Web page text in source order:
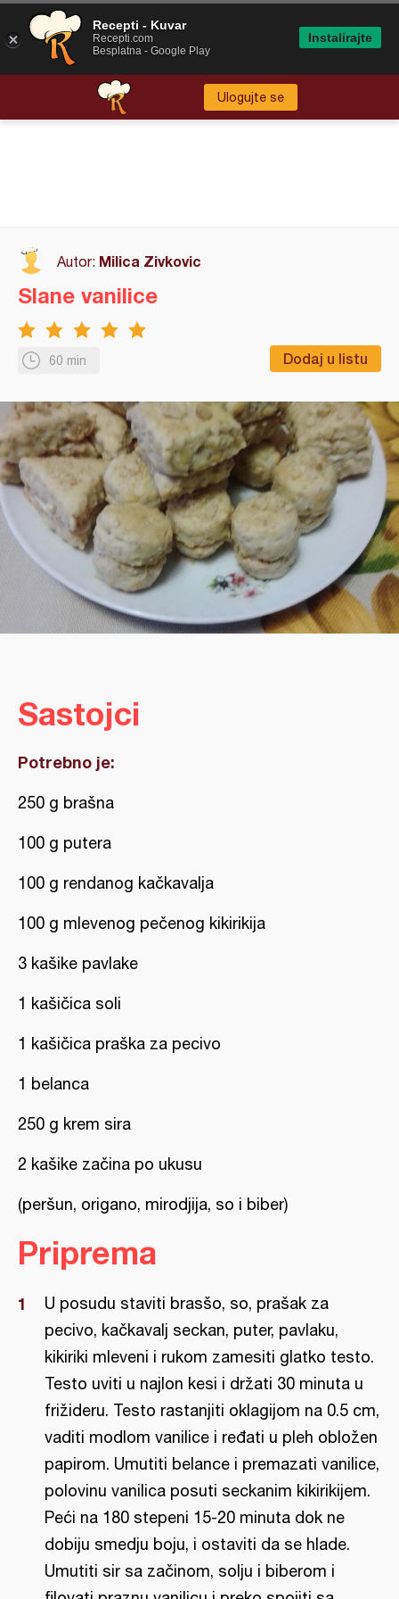
Ulogujte se
Autor: Milica Zivkovic
60 min Dodaj u listu
Slane vanilice
Sastojci
Potrebno je:
250 g brašna
100 g putera
100 g rendanog kačkavalja
100 g mlevenog pečenog kikirikija
3 kašike pavlake
1 kašičica soli
1 kašičica praška za pecivo
1 belanca
250 g krem sira
2 kašike začina po ukusu
(peršun, origano, mirodjija, so i biber)
Priprema
U posudu staviti brasšo, so, prašak za
pecivo, kačkavalj seckan, puter, pavlaku,
kikiriki mleveni i rukom zamesiti glatko testo.
Testo uviti u najlon kesi i držati 30 minuta u
frižideru. Testo rastanjiti oklagijom na 0.5 cm,
vaditi modlom vanilice i ređati u pleh obložen
papirom. Umutiti belance i premazati vanilice,
polovinu vanilica posuti seckanim kikirikijem.
Peći na 180 stepeni 15-20 minuta dok ne
dobiju smedju boju, i ostaviti da se hlade.
Umutiti sir sa začinom, solju i biberom i
Recepti - Kuvar
Recepti.com
Besplatna - Google Play
Instalirajte